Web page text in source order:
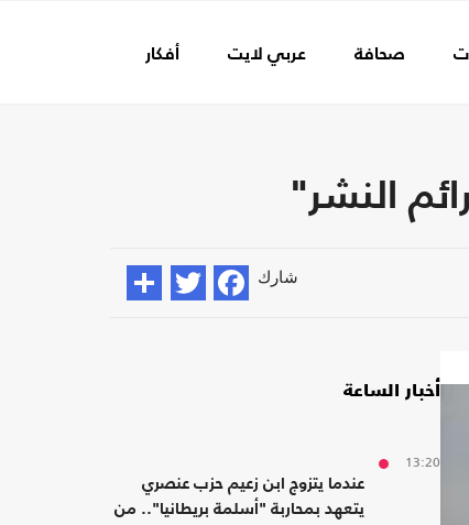
صحافة عربي لايت أفكار
النشر"
شارك
أخبار الساعة
13:20
عندما يتزوج ابن زعيم حزب عنصري
يتعهد بمحاربة "أسلمة بريطانيا".. من